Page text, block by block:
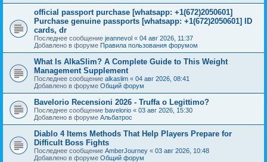
official passport purchase [whatsapp: +1(672)2050601]
Purchase genuine passports [whatsapp: +1(672)2050601] ID
cards, dr
Последнее сообщение jeannevol « 04 авг 2026, 11:37
Добавлено в форуме Правила пользования форумом
What Is AlkaSlim? A Complete Guide to This Weight
Management Supplement
Последнее сообщение alkaslim « 04 авг 2026, 08:41
Добавлено в форуме Общий форум
Bavelorio Recensioni 2026 - Truffa o Legittimo?
Последнее сообщение bavelorio « 03 авг 2026, 15:30
Добавлено в форуме Альбатрос
Diablo 4 Items Methods That Help Players Prepare for
Difficult Boss Fights
Последнее сообщение AmberJourney « 03 авг 2026, 10:48
Добавлено в форуме Общий форум